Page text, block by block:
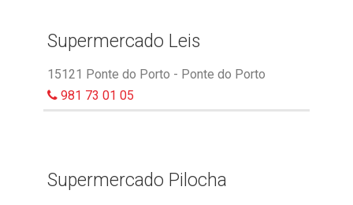
Supermercado Leis
15121 Ponte do Porto - Ponte do Porto
981 73 01 05
Supermercado Pilocha